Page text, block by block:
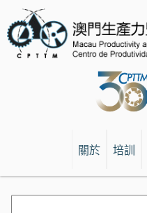
關於 培訓